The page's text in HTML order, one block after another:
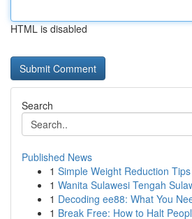
HTML is disabled
Search
Published News
1 Simple Weight Reduction
1 Wanita Sulawesi Tengah
1 Decoding ee88: What You
1 Break Free: How to Halt